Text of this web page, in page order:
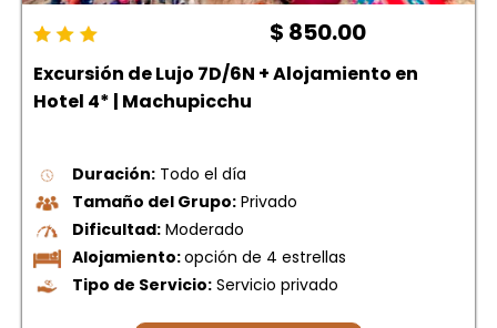
$ 850.00
Excursión de Lujo 7D/6N + Alojamiento en
Hotel 4* | Machupicchu
Duración: Todo el día
Tamaño del Grupo: Privado
Dificultad: Moderado
Alojamiento:opción de 4 estrellas
Tipo de Servicio: Servicio privado